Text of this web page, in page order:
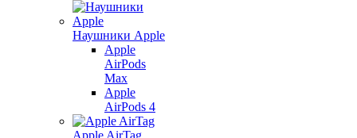
Наушники Apple
Apple
AirPods
Max
Apple
AirPods 4
Apple AirTag